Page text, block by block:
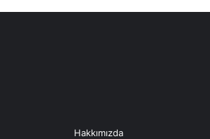
Hakkımızda